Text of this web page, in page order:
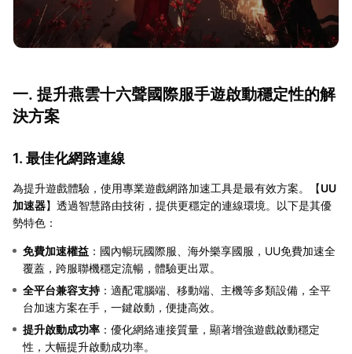
一. 提升燕雲十六聲國際服手遊啟動穩定性的解
決方案
1. 最佳化網路連線
為提升遊戲體驗，使用專業遊戲網路加速工具是最有效方案。【UU
加速器】透過智慧路由技術，提供更穩定的連線環境。以下是其優
勢特色：
免費加速權益 ：國內暢玩國際服、海外樂享國服，UU免費加速全
覆蓋，跨服聯機穩定流暢，體驗更出眾。
全平台兼容支持：適配電腦端、移動端、主機等多類設備，全平
台加速方案在手，一鍵啟動，便捷高效。
提升啟動成功率 ：優化網絡連接質量，顯著增強遊戲啟動穩定
性，大幅提升啟動成功率。